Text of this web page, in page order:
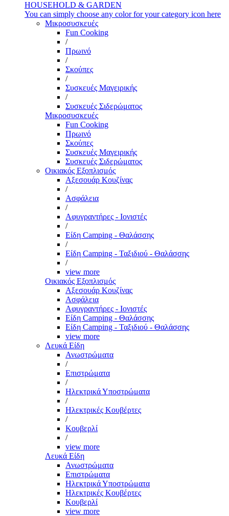
HOUSEHOLD & GARDEN
You can simply choose any color for your category icon here
Μικροσυσκευές
Fun Cooking
/
Πρωινό
/
Σκούπες
/
Συσκευές Μαγειρικής
/
Συσκευές Σιδερώματος
Μικροσυσκευές
Fun Cooking
Πρωινό
Σκούπες
Συσκευές Μαγειρικής
Συσκευές Σιδερώματος
Οικιακός Εξοπλισμός
Αξεσουάρ Κουζίνας
/
Ασφάλεια
/
Αφυγραντήρες - Ιονιστές
/
Είδη Camping - Θαλάσσης
/
Είδη Camping - Ταξιδιού - Θαλάσσης
/
view more
Οικιακός Εξοπλισμός
Αξεσουάρ Κουζίνας
Ασφάλεια
Αφυγραντήρες - Ιονιστές
Είδη Camping - Θαλάσσης
Είδη Camping - Ταξιδιού - Θαλάσσης
view more
Λευκά Είδη
Ανωστρώματα
/
Επιστρώματα
/
Ηλεκτρικά Υποστρώματα
/
Ηλεκτρικές Κουβέρτες
/
Κουβερλί
/
view more
Λευκά Είδη
Ανωστρώματα
Επιστρώματα
Ηλεκτρικά Υποστρώματα
Ηλεκτρικές Κουβέρτες
Κουβερλί
view more